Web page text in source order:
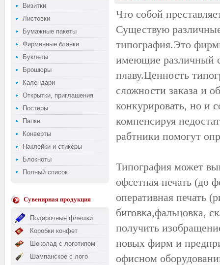
Визитки
Листовки
Бумажные пакеты
Фирменные бланки
Буклеты
Брошюры
Календари
Открытки, приглашения
Постеры
Папки
Конверты
Наклейки и стикеры
Блокноты
Полный список
Сувенирная продукция
Подарочные флешки
Коробки конфет
Шоколад с логотипом
Шампанское с лого
Что собой
Существую
типография.Это
имеющие различный
плаву.Ценность
сложности заказа и
конкурировать, но и
компенсируя
рабтники помогут
Типография может
офсетная печать (до
оперативная печать
биговка,фальцовка,
получить
новых фирм и
офисном